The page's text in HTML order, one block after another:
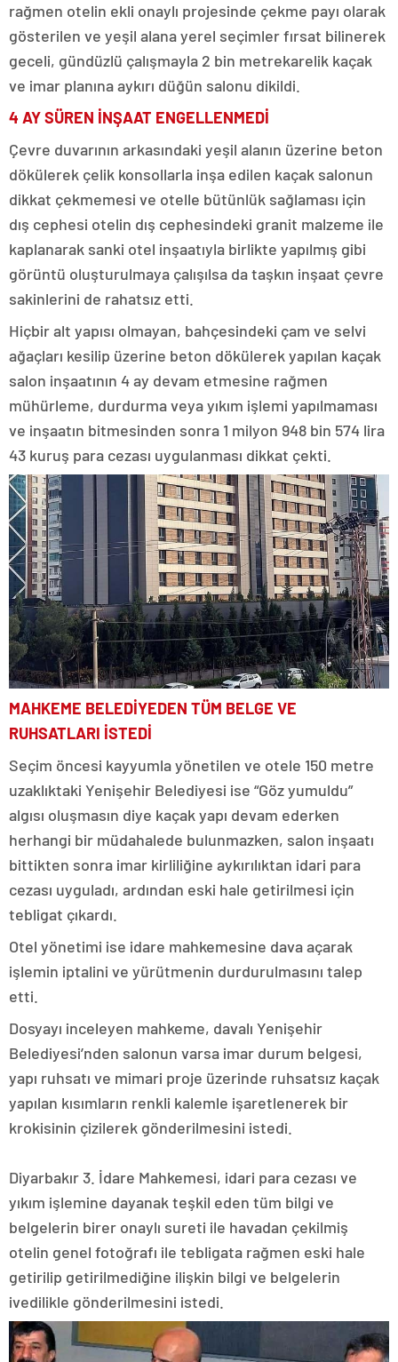
rağmen otelin ekli onaylı projesinde çekme payı olarak
gösterilen ve yeşil alana yerel seçimler fırsat bilinerek
geceli, gündüzlü çalışmayla 2 bin metrekarelik kaçak
ve imar planına aykırı düğün salonu dikildi.
4 AY SÜREN İNŞAAT ENGELLENMEDİ
Çevre duvarının arkasındaki yeşil alanın üzerine beton
dökülerek çelik konsollarla inşa edilen kaçak salonun
dikkat çekmemesi ve otelle bütünlük sağlaması için
dış cephesi otelin dış cephesindeki granit malzeme ile
kaplanarak sanki otel inşaatıyla birlikte yapılmış gibi
görüntü oluşturulmaya çalışılsa da taşkın inşaat çevre
sakinlerini de rahatsız etti.
Hiçbir alt yapısı olmayan, bahçesindeki çam ve selvi
ağaçları kesilip üzerine beton dökülerek yapılan kaçak
salon inşaatının 4 ay devam etmesine rağmen
mühürleme, durdurma veya yıkım işlemi yapılmaması
ve inşaatın bitmesinden sonra 1 milyon 948 bin 574 lira
43 kuruş para cezası uygulanması dikkat çekti.
MAHKEME BELEDİYEDEN TÜM BELGE VE
RUHSATLARI İSTEDİ
Seçim öncesi kayyumla yönetilen ve otele 150 metre
uzaklıktaki Yenişehir Belediyesi ise “Göz yumuldu”
algısı oluşmasın diye kaçak yapı devam ederken
herhangi bir müdahalede bulunmazken, salon inşaatı
bittikten sonra imar kirliliğine aykırılıktan idari para
cezası uyguladı, ardından eski hale getirilmesi için
tebligat çıkardı.
Otel yönetimi ise idare mahkemesine dava açarak
işlemin iptalini ve yürütmenin durdurulmasını talep
etti.
Dosyayı inceleyen mahkeme, davalı Yenişehir
Belediyesi’nden salonun varsa imar durum belgesi,
yapı ruhsatı ve mimari proje üzerinde ruhsatsız kaçak
yapılan kısımların renkli kalemle işaretlenerek bir
krokisinin çizilerek gönderilmesini istedi.
Diyarbakır 3. İdare Mahkemesi, idari para cezası ve
yıkım işlemine dayanak teşkil eden tüm bilgi ve
belgelerin birer onaylı sureti ile havadan çekilmiş
otelin genel fotoğrafı ile tebligata rağmen eski hale
getirilip getirilmediğine ilişkin bilgi ve belgelerin
ivedilikle gönderilmesini istedi.